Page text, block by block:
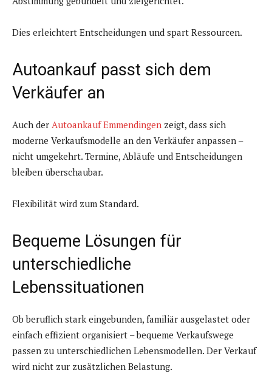
Dies erleichtert Entscheidungen und spart Ressourcen.
Autoankauf passt sich dem
Verkäufer an
Auch der Autoankauf Emmendingen zeigt, dass sich
moderne Verkaufsmodelle an den Verkäufer anpassen –
nicht umgekehrt. Termine, Abläufe und Entscheidungen
bleiben überschaubar.
Flexibilität wird zum Standard.
Bequeme Lösungen für
unterschiedliche
Lebenssituationen
Ob beruflich stark eingebunden, familiär ausgelastet oder
einfach effizient organisiert – bequeme Verkaufswege
passen zu unterschiedlichen Lebensmodellen. Der Verkauf
wird nicht zur zusätzlichen Belastung.